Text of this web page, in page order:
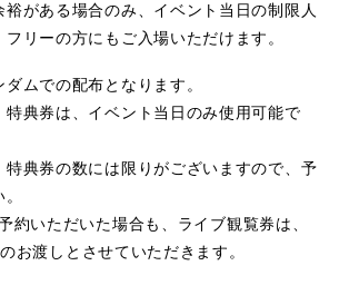
裕がある場合のみ、イベント当日の制限人
リーの方にもご入場いただけます。
ムでの配布となります。
典券は、イベント当日のみ使用可能で
典券の数には限りがございますので、予
約いただいた場合も、ライブ観覧券は、
お渡しとさせていただきます。